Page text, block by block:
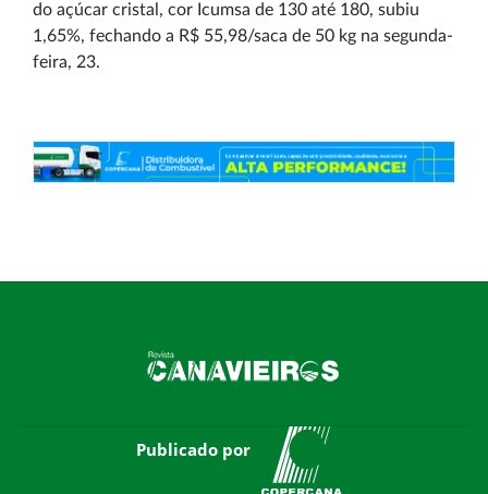
do açúcar cristal, cor Icumsa de 130 até 180, subiu
1,65%, fechando a R$ 55,98/saca de 50 kg na segunda-
feira, 23.
Publicado por